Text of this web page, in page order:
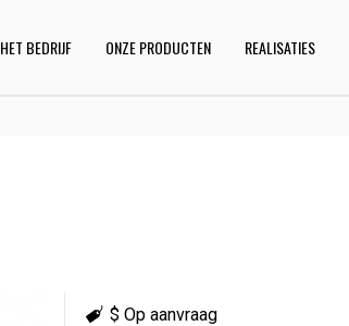
HET BEDRIJF ONZE PRODUCTEN REALISATIES
$ Op aanvraag